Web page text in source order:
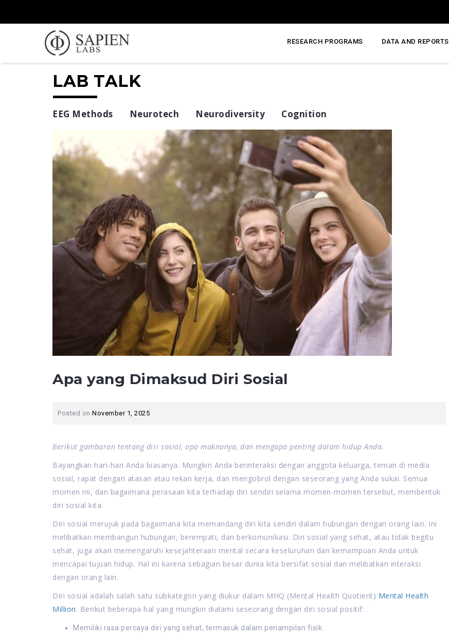
RESEARCH PROGRAMS DATA AND REPORTS
LAB TALK
EEG Methods Neurotech Neurodiversity Cognition
Apa yang Dimaksud Diri Sosial
Posted on November 1, 2025
Berikut gambaran tentang diri sosial, apa maknanya, dan mengapa penting dalam hidup Anda.
Bayangkan hari-hari Anda biasanya. Mungkin Anda berinteraksi dengan anggota keluarga, teman di media
sosial, rapat dengan atasan atau rekan kerja, dan mengobrol dengan seseorang yang Anda sukai. Semua
momen ini, dan bagaimana perasaan kita terhadap diri sendiri selama momen-momen tersebut, membentuk
diri sosial kita.
Diri sosial merujuk pada bagaimana kita memandang diri kita sendiri dalam hubungan dengan orang lain. Ini
melibatkan membangun hubungan, berempati, dan berkomunikasi. Diri sosial yang sehat, atau tidak begitu
sehat, juga akan memengaruhi kesejahteraan mental secara keseluruhan dan kemampuan Anda untuk
mencapai tujuan hidup. Hal ini karena sebagian besar dunia kita bersifat sosial dan melibatkan interaksi
dengan orang lain.
Diri sosial adalah salah satu subkategori yang diukur dalam MHQ (Mental Health Quotient) Mental Health
Million. Berikut beberapa hal yang mungkin dialami seseorang dengan diri sosial positif:
Memiliki rasa percaya diri yang sehat, termasuk dalam penampilan fisik.